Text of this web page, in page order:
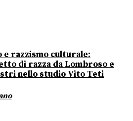
razzismo culturale:
di razza da Lombroso e
nello studio Vito Teti